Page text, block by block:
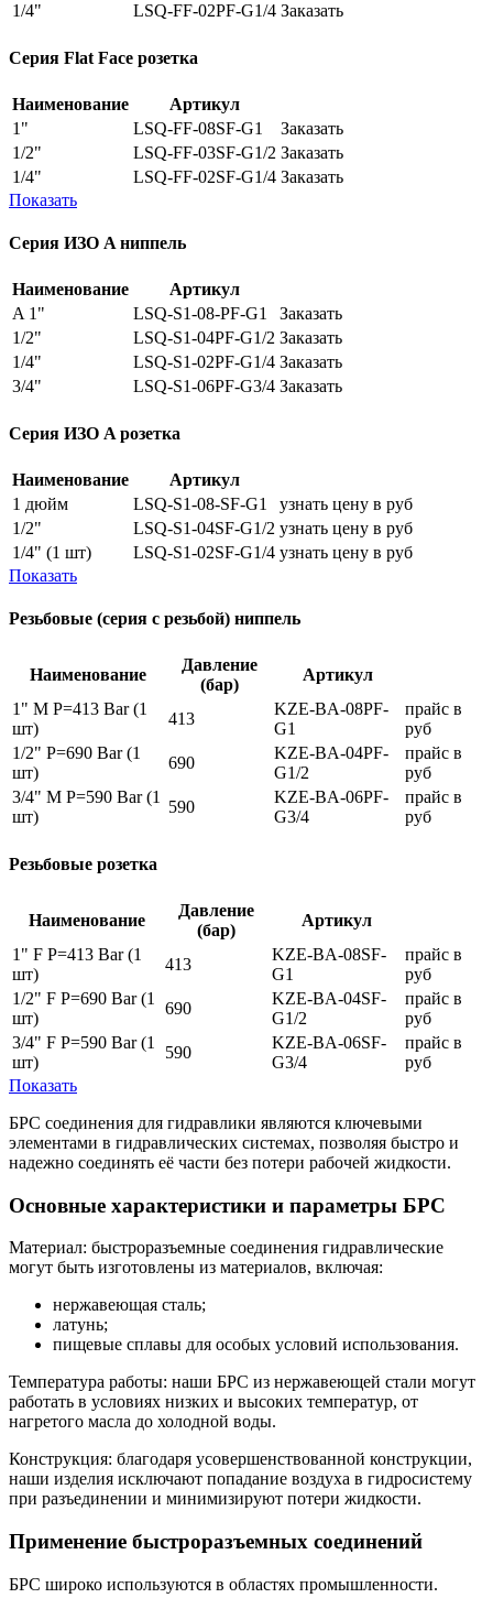
1/4"
LSQ-FF-02PF-G1/4 Заказать
Серия Flat Face розетка
Наименование
Артикул
1"
LSQ-FF-08SF-G1
Заказать
1/2"
LSQ-FF-03SF-G1/2 Заказать
1/4"
LSQ-FF-02SF-G1/4 Заказать
Показать
Серия ИЗО A ниппель
Наименование
Артикул
A 1"
LSQ-S1-08-PF-G1
Заказать
1/2"
LSQ-S1-04PF-G1/2 Заказать
1/4"
LSQ-S1-02PF-G1/4 Заказать
3/4"
LSQ-S1-06PF-G3/4 Заказать
Серия ИЗО A розетка
Наименование
Артикул
1 дюйм
LSQ-S1-08-SF-G1
узнать цену в руб
1/2"
LSQ-S1-04SF-G1/2 узнать цену в руб
1/4" (1 шт)
LSQ-S1-02SF-G1/4 узнать цену в руб
Показать
Резьбовые (серия с резьбой) ниппель
Наименование
Давление
(бар)
Артикул
1" М P=413 Bar (1
шт)
413
KZE-BA-08PF-
G1
прайс в
руб
1/2" P=690 Bar (1
шт)
690
KZE-BA-04PF-
G1/2
прайс в
руб
3/4" М P=590 Bar (1
шт)
590
KZE-BA-06PF-
G3/4
прайс в
руб
Резьбовые розетка
Наименование
Давление
(бар)
Артикул
1" F P=413 Bar (1
шт)
413
KZE-BA-08SF-
G1
прайс в
руб
1/2" F P=690 Bar (1
шт)
690
KZE-BA-04SF-
G1/2
прайс в
руб
3/4" F P=590 Bar (1
шт)
590
KZE-BA-06SF-
G3/4
прайс в
руб
Показать
БРС соединения для гидравлики являются ключевыми
элементами в гидравлических системах, позволяя быстро и
надежно соединять её части без потери рабочей жидкости.
Основные характеристики и параметры БРС
Материал: быстроразъемные соединения гидравлические
могут быть изготовлены из материалов, включая:
нержавеющая сталь;
латунь;
пищевые сплавы для особых условий использования.
Температура работы: наши БРС из нержавеющей стали могут
работать в условиях низких и высоких температур, от
нагретого масла до холодной воды.
Конструкция: благодаря усовершенствованной конструкции,
наши изделия исключают попадание воздуха в гидросистему
при разъединении и минимизируют потери жидкости.
Применение быстроразъемных соединений
БРС широко используются в областях промышленности.